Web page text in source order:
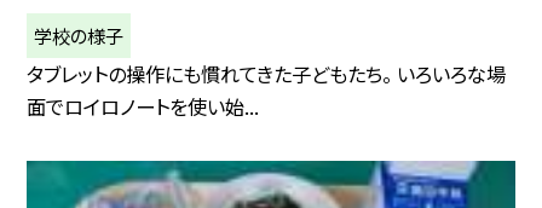
学校の様子
タブレットの操作にも慣れてきた子どもたち。 いろいろな場
面でロイロノートを使い始...